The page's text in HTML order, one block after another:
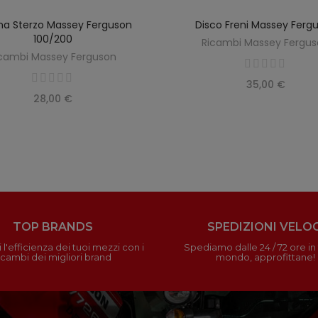
AGGIUNGI AL CARRELLO
Sterzo Massey Ferguson
100/200
Massey Ferguson
28,00 €
AGGIUNGI AL
Disco Freni Massey
Ricambi Massey
35,00 €
TOP BRANDS
l'efficienza dei tuoi mezzi con i
dei migliori brand
SPEDIZIONI
Spediamo dalle 24 / 72 ore
mondo, approfittane!